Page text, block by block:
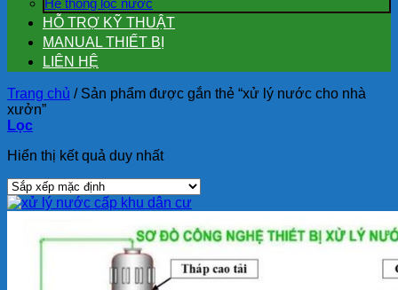
Hệ thống lọc nước
HỖ TRỢ KỸ THUẬT
MANUAL THIẾT BỊ
LIÊN HỆ
Trang chủ /Sản phẩm được gắn thẻ “xử lý nước cho nhà
xưởn”
Lọc
Hiển thị kết quả duy nhất